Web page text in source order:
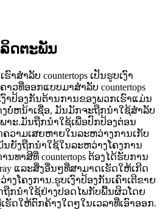
ດຕະພັນ
າສໍາລັບ countertops ເປັນຮູບເງົາ
ວທີ່ອອກແບບມາສໍາລັບ countertops
າປ້ອງກັນຕ້ານການຂອງພວກເຮົາແມ່ນ
ບໍ່ຫນ້າເຊື່ອ, ມັນມັກຈະຖືກນໍາໃຊ້ສໍາລັບ
າະ.ມັນຖືກນໍາໃຊ້ເພື່ອປົກປ້ອງຕ່ອນ
ກຄວາມເສຍຫາຍໃນລະຫວ່າງການເກັບ
ຍັງຖືກນໍາໃຊ້ໃນລະຫວ່າງໂຄງການ
ທາສີທີ່ countertops ຕ້ອງໄດ້ຮັບການ
ແລະສິ່ງອື່ນໆທີ່ສາມາດເຮັດໃຫ້ເກີດ
ງໂຄງການ.ຮູບເງົາປ້ອງກັນເຄົາເຕີຂາຍ
ຖືກນໍາໃຊ້ຢ່າງປອດໄພກັບພື້ນຜິວໂດຍ
ຮັດໃຫ້ຕົກຄ້າງໃດໆໃນເວລາທີ່ເອົາອອກ.